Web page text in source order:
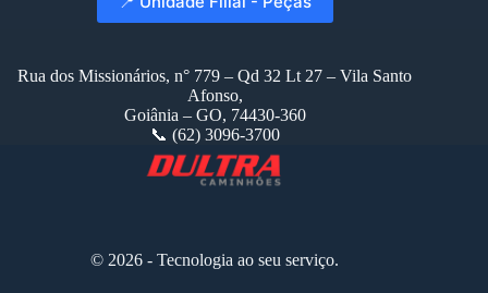
Rua dos Missionários, n° 779 – Qd 32 Lt 27 – Vila Santo
Afonso,
Goiânia – GO, 74430-360
📞 (62) 3096-3700
© 2026 - Tecnologia ao seu serviço.